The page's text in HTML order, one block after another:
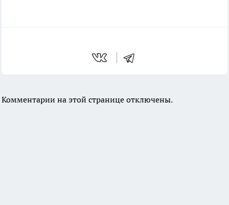
Комментарии на этой странице отключены.